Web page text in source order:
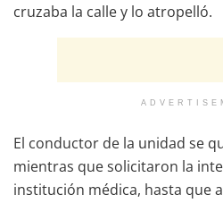
cruzaba la calle y lo atropelló.
El conductor de la unidad se
mientras que solicitaron la
institución médica, hasta que